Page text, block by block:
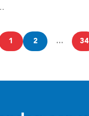
1 2 … 34